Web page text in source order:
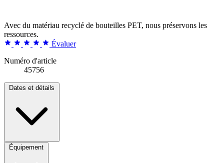
Avec du matériau recyclé de bouteilles PET, nous préservons les
ressources.
Évaluer
Numéro d'article
45756
Dates et détails
Équipement